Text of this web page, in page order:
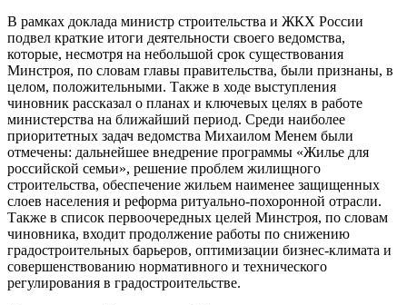
В рамках доклада министр строительства и ЖКХ России
подвел краткие итоги деятельности своего ведомства,
которые, несмотря на небольшой срок существования
Минстроя, по словам главы правительства, были признаны, в
целом, положительными. Также в ходе выступления
чиновник рассказал о планах и ключевых целях в работе
министерства на ближайший период. Среди наиболее
приоритетных задач ведомства Михаилом Менем были
отмечены: дальнейшее внедрение программы «Жилье для
российской семьи», решение проблем жилищного
строительства, обеспечение жильем наименее защищенных
слоев населения и реформа ритуально-похоронной отрасли.
Также в список первоочередных целей Минстроя, по словам
чиновника, входит продолжение работы по снижению
градостроительных барьеров, оптимизации бизнес-климата и
совершенствованию нормативного и технического
регулирования в градостроительстве.